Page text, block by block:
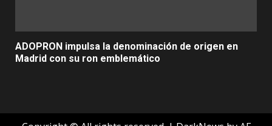
ADOPRON impulsa la denominación de origen en
Madrid con su ron emblemático